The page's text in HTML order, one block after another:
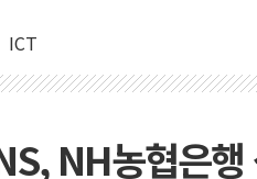
ICT
NH농협은